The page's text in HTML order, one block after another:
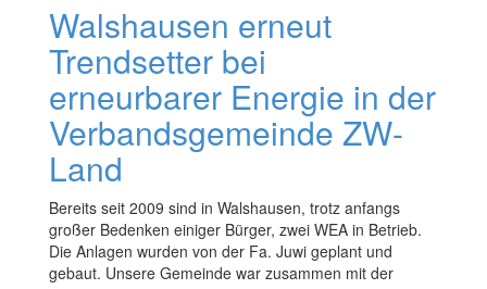
Walshausen erneut
Trendsetter bei
erneurbarer Energie in der
Verbandsgemeinde ZW-
Land
Bereits seit 2009 sind in Walshausen, trotz anfangs
großer Bedenken einiger Bürger, zwei WEA in Betrieb.
Die Anlagen wurden von der Fa. Juwi geplant und
gebaut. Unsere Gemeinde war zusammen mit der